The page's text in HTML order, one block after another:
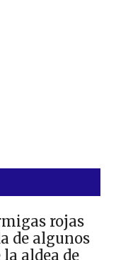
rojas
de algunos
aldea de